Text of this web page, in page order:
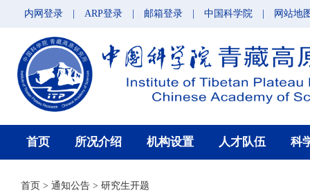
内网登录 ARP登录 邮箱登录 中国科学院 网站地
首页 所况介绍 机构设置 人才队伍 科
首页 > 通知公告 > 研究生开题